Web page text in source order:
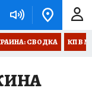
СВОДКА КП В